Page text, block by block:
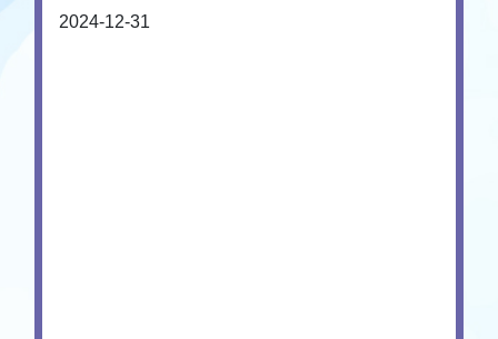
2024-12-31